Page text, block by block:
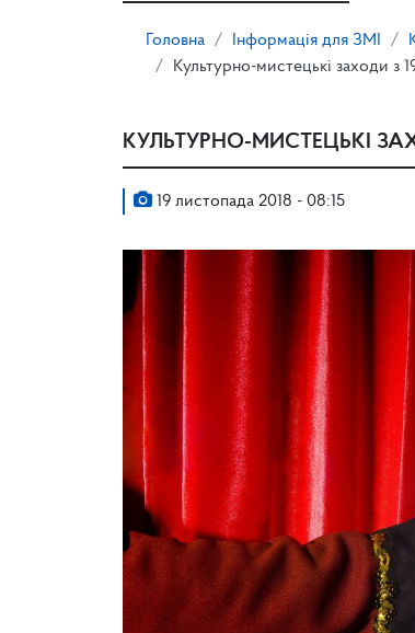
Головна Інформація для ЗМІ
Культурно-мистецькі заходи з
КУЛЬТУРНО-МИСТЕЦЬКІ
19 листопада 2018 - 08:15